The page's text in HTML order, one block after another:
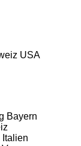
USA
Bayern
Italien